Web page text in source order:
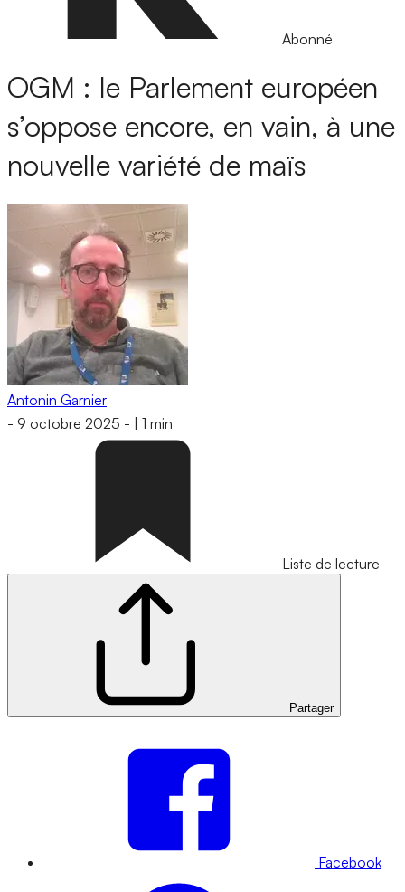
Abonné
OGM : le Parlement européen
s’oppose encore, en vain, à une
nouvelle variété de maïs
Antonin Garnier
- 9 octobre 2025 - 1 min
Liste de lecture
Partager
Facebook